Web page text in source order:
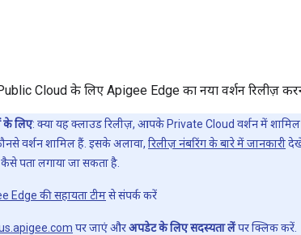
Cloud के लिए Apigee Edge का नया वर्शन रिलीज़
के लिए: क्या यह क्लाउड रिलीज़, आपके Private Cloud वर्शन में
वर्शन शामिल हैं. इसके अलावा, रिलीज़ नंबरिंग के बारे में जानकारी
पता लगाया जा सकता है.
Edge की सहायता टीमसे संपर्क करें
पर जाएं औरअपडेट के लिए सदस्यता लेंपर क्लिक करें.